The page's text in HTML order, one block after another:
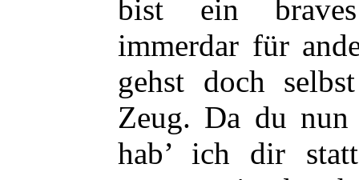
bist ein
immerdar für
gehst doch
Zeug. Da du
hab’ ich dir